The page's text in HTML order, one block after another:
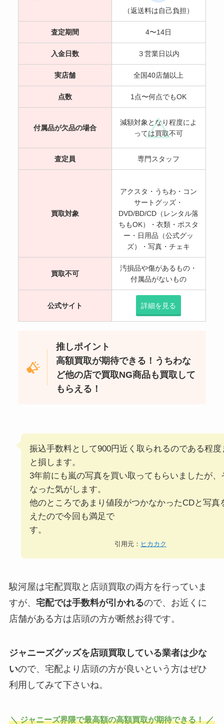
（返送料は自己負担）
査定期間 4〜14日
入金日数 ３営業日以内
実店舗 全国40店舗以上
点数 1点〜何点でもOK
付属品が欠品の場合
減額対象となり程度によ
っては買取不可
査定員 専門スタッフ
買取対象
アクスタ・うちわ・コン
サートグッズ・
DVD/BD/CD（レンタル落
ちもOK）・衣類・ポスタ
ー・日用品（公式グッ
ズ）・写真・チェキ
買取不可
汚損品や傷があるもの・
付属品がないもの
公式サイト 詳細を見る
推しポイント
高額買取が期待できる！うちわな
ど他の店で買取NG商品も買取して
もらえる！
振込手数料として900円近く取られるのである程
と損します。
3年前にも嵐の写真を買い取ってもらいましたが
なった気がします。
他のところであまり値段がつかなかったCDと写真
えたので今回も満足で
す
引用元： ヒカカク
駿河屋は宅配買取と店頭買取の両方を行っていま
すが、 宅配では手数料が引かれるので、お近くに
店舗がある方は店頭の方が断然お得です。
ジャニーズグッズを店頭買取している業者は少な
いので、宅配より店頭の方が良いという方はぜひ
利用してみて下さいね。
＼ ジャニーズ界隈で最高額の高額買取が期待できる！ ／